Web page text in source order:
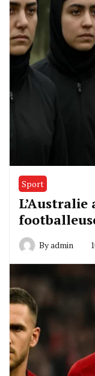
Sport
L’Australie
Byadmin